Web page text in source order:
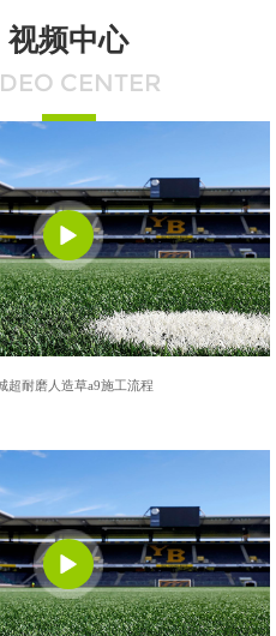
视频中心
CENTER
超耐磨人造草a9施工流程